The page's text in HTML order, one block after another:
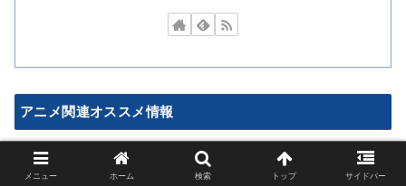
アニメ関連オススメ情報
ゲーム関連オススメ情報
メニュー ホーム 検索 トップ サイドバー